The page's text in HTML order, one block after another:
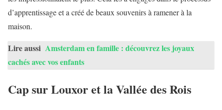
d’apprentissage et a créé de beaux souvenirs à ramener à la
maison.
Lire aussi Amsterdam en famille : découvrez les joyaux
cachés avec vos enfants
Cap sur Louxor et la Vallée des Rois